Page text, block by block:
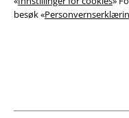
besøk «
Samsvarserklæring
Alle priser inkluderer